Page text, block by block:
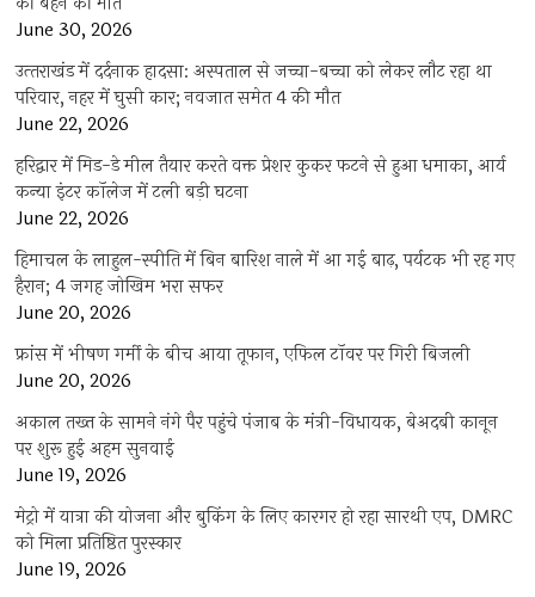
June 30, 2026
उत्‍तराखंड में दर्दनाक हादसा: अस्पताल से जच्चा-बच्चा को लेकर लौट रहा था
परिवार, नहर में घुसी कार; नवजात समेत 4 की मौत
June 22, 2026
हरिद्वार में मिड-डे मील तैयार करते वक्त प्रेशर कुकर फटने से हुआ धमाका, आर्य
कन्या इंटर कॉलेज में टली बड़ी घटना
June 22, 2026
हिमाचल के लाहुल-स्पीति में बिन बारिश नाले में आ गई बाढ़, पर्यटक भी रह गए
हैरान; 4 जगह जोखिम भरा सफर
June 20, 2026
फ्रांस में भीषण गर्मी के बीच आया तूफान, एफिल टॉवर पर गिरी बिजली
June 20, 2026
अकाल तख्त के सामने नंगे पैर पहुंचे पंजाब के मंत्री-विधायक, बेअदबी कानून
पर शुरू हुई अहम सुनवाई
June 19, 2026
मेट्रो में यात्रा की योजना और बुकिंग के लिए कारगर हो रहा सारथी एप, DMRC
को मिला प्रतिष्ठित पुरस्कार
June 19, 2026